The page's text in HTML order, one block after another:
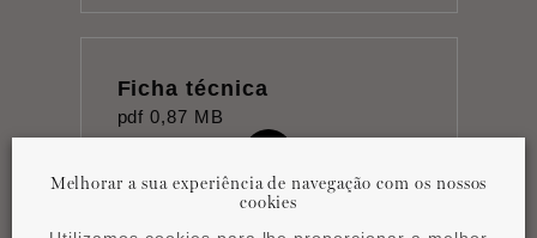
Ficha técnica
pdf 0,87 MB
Melhorar a sua experiência de navegação com os nossos
cookies